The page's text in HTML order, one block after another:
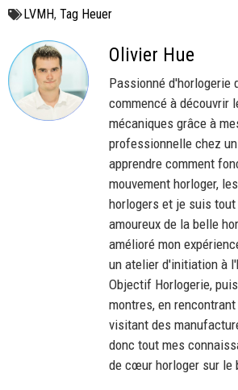
mis en avant !
LVMH, Tag Heuer
Olivier Hue
Passionné d'horlogerie
commencé à découvrir
mécaniques grâce à
professionnelle chez
apprendre comment
mouvement horloger,
horlogers et je suis
amoureux de la belle
amélioré mon
un atelier d'initiation à
Objectif Horlogerie,
montres, en
visitant des
donc tout mes
de cœur horloger sur le